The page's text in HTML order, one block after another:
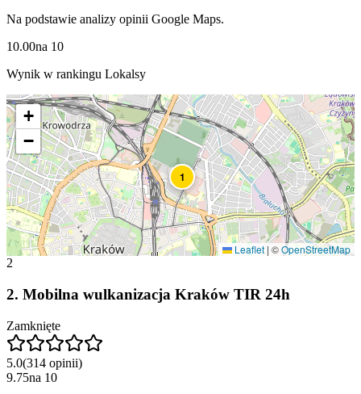
Na podstawie analizy opinii Google Maps.
10.00na 10
Wynik w rankingu Lokalsy
1
+
−
Leaflet | ©OpenStreetMap
2
2. Mobilna wulkanizacja Kraków TIR 24h
Zamknięte
5.0(314 opinii)
9.75na 10